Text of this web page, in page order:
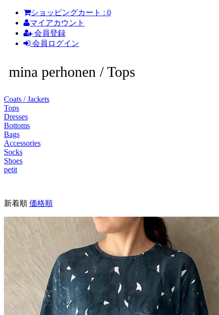
ショッピングカート : 0
マイアカウント
会員登録
会員ログイン
mina perhonen / Tops
Coats / Jackets
Tops
Dresses
Bottoms
Bags
Accessories
Socks
Shoes
petit
新着順 価格順